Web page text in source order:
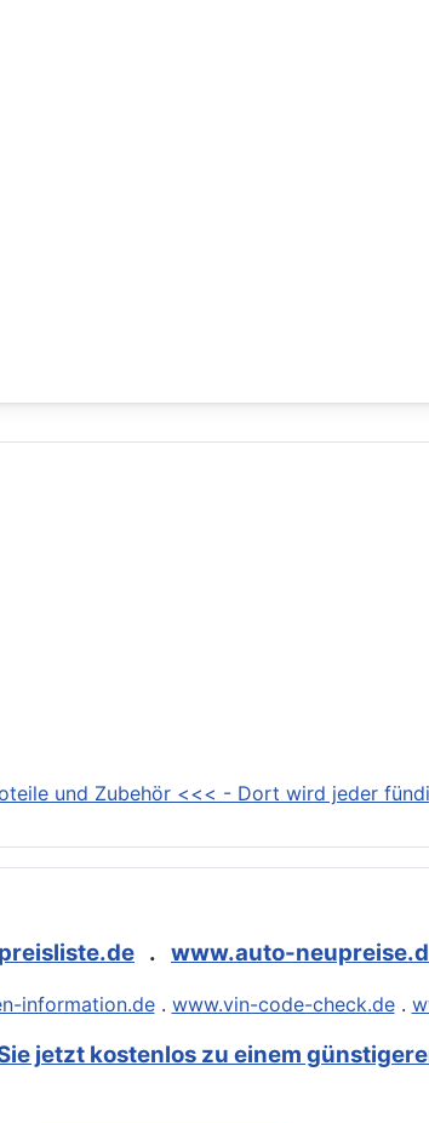
und Zubehör <<< - Dort wird jeder
. www.auto-
information.de. www.vin-code-check.de.
jetzt kostenlos zu einem